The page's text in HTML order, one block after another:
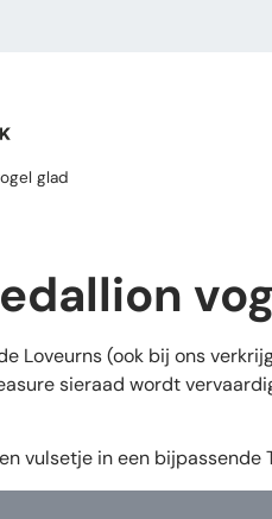
glad
Loveurns (ook bij ons
sieraad wordt
vulsetje in een bijpassende